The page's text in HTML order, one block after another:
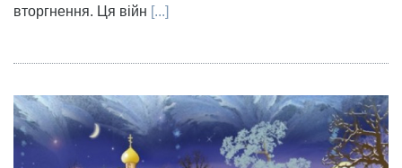
вторгнення. Ця війн [...]